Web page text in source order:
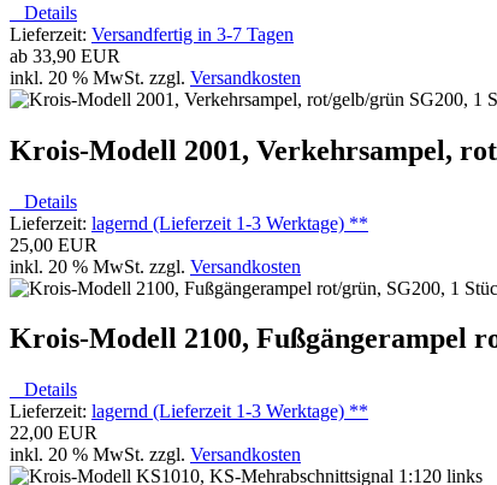
Details
Lieferzeit: Versandfertig in 3-7 Tagen
ab 33,90 EUR
inkl. 20 % MwSt. zzgl. Versandkosten
Krois-Modell 2001, Verkehrsampel,
Details
Lieferzeit: lagernd (Lieferzeit 1-3 Werktage) **
25,00 EUR
inkl. 20 % MwSt. zzgl. Versandkosten
Krois-Modell 2100, Fußgängerampel
Details
Lieferzeit: lagernd (Lieferzeit 1-3 Werktage) **
22,00 EUR
inkl. 20 % MwSt. zzgl. Versandkosten